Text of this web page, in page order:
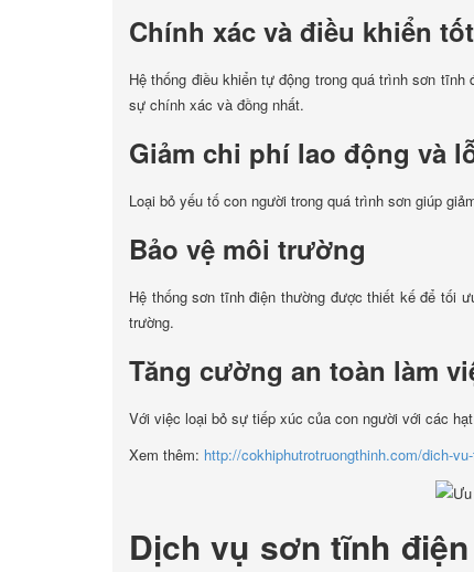
Chính xác và điều khiển tốt
Hệ thống điều khiển tự động trong quá trình sơn
sự chính xác và đồng nhất.
Giảm chi phí lao động và
Loại bỏ yếu tố con người trong quá trình sơn giúp
Bảo vệ môi trường
Hệ thống sơn tĩnh điện thường được thiết kế để tối
trường.
Tăng cường an toàn làm
Với việc loại bỏ sự tiếp xúc của con người với các
Xem thêm: http://cokhiphutrotruongthinh.com/dich-
Dịch vụ sơn tĩnh